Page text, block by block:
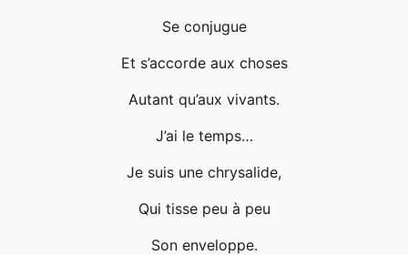
Se conjugue
Et s’accorde aux choses
Autant qu’aux vivants.
J’ai le temps…
Je suis une chrysalide,
Qui tisse peu à peu
Son enveloppe.